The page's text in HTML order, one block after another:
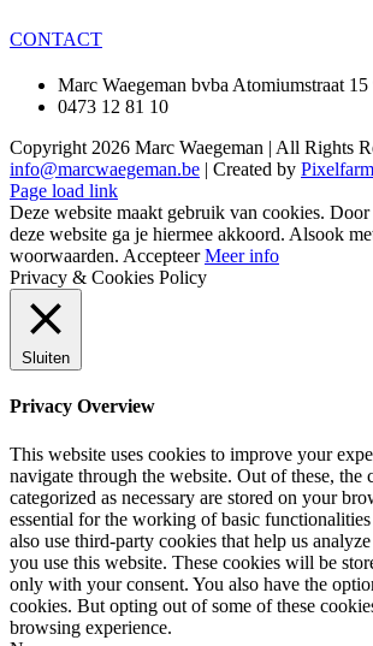
CONTACT
Marc Waegeman bvba Atomiumstraat
0473 12 81 10
Copyright 2026 Marc Waegeman | All Rights
info@marcwaegeman.be | Created by
Page load link
Deze website maakt gebruik van cookies.
deze website ga je hiermee akkoord. Alsook
woorwaarden. Accepteer Meer info
Privacy & Cookies Policy
Sluiten
Privacy Overview
This website uses cookies to improve your
navigate through the website. Out of these, the
categorized as necessary are stored on your
essential for the working of basic
also use third-party cookies that help us
you use this website. These cookies will be
only with your consent. You also have the
cookies. But opting out of some of these
browsing experience.